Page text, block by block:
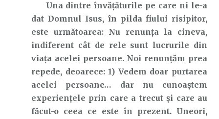
Una dintre învățăturile pe care ni le-a
dat Domnul Isus, în pilda fiului risipitor,
este următoarea: Nu renunța la cineva,
indiferent cât de rele sunt lucrurile din
viața acelei persoane. Noi renunțăm prea
repede, deoarece: 1) Vedem doar purtarea
acelei persoane… dar nu cunoaștem
experiențele prin care a trecut și care au
făcut-o ceea ce este în prezent. Uneori,